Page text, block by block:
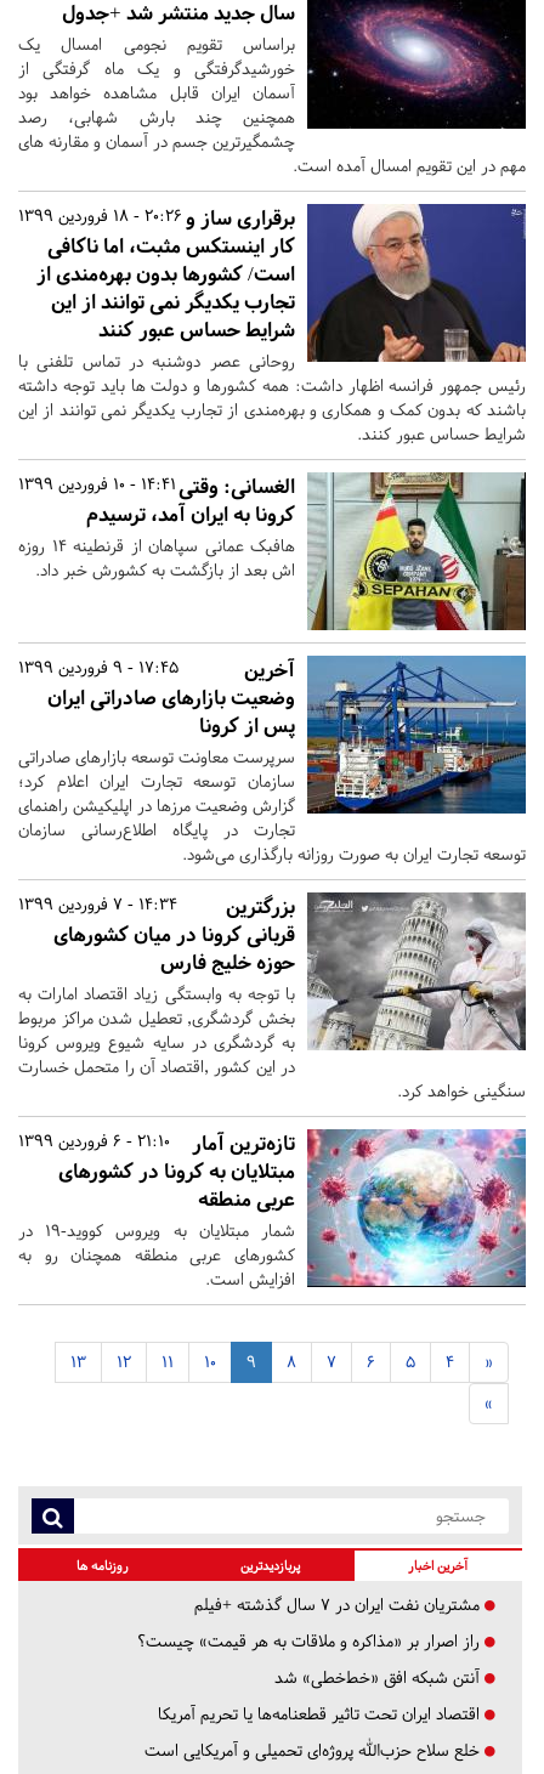
سال جدید منتشر شد +جدول
براساس تقویم نجومی امسال یک
خورشیدگرفتگی و یک ماه گرفتگی از
آسمان ایران قابل مشاهده خواهد بود
همچنین چند بارش شهابی، رصد
چشمگیرترین جسم در آسمان و مقارنه های
مهم در این تقویم امسال آمده است.
20:26 - 18 فروردین 1399 برقراری ساز و
کار اینستکس مثبت، اما ناکافی
است/ کشورها بدون بهره‌مندی از
تجارب یکدیگر نمی توانند از این
شرایط حساس عبور کنند
روحانی عصر دوشنبه در تماس تلفنی با
رئیس جمهور فرانسه اظهار داشت: همه کشورها و دولت ها باید توجه داشته
باشند که بدون کمک و همکاری و بهره‌مندی از تجارب یکدیگر نمی توانند از این
شرایط حساس عبور کنند.
14:41 - 10 فروردین 1399الغسانی: وقتی
کرونا به ایران آمد، ترسیدم
هافبک عمانی سپاهان از قرنطینه 14 روزه
اش بعد از بازگشت به کشورش خبر داد.
17:45 - 9 فروردین 1399
آخرین
وضعیت بازارهای صادراتی ایران
پس از کرونا
سرپرست معاونت توسعه بازارهای صادراتی
سازمان توسعه تجارت ایران اعلام کرد؛
گزارش وضعیت مرزها در اپلیکیشن راهنمای
تجارت در پایگاه اطلاع‌رسانی سازمان
توسعه تجارت ایران به صورت روزانه بارگذاری می‌شود.
14:34 - 7 فروردین 1399
بزرگترین
قربانی کرونا در میان کشورهای
حوزه خلیج فارس
با توجه به وابستگی زیاد اقتصاد امارات به
بخش گردشگری٬ تعطیل شدن مراکز مربوط
به گردشگری در سایه شیوع ویروس کرونا
در این کشور ٬اقتصاد آن را متحمل خسارت
سنگینی خواهد کرد.
21:10 - 6 فروردین 1399
تازه‌ترین آمار
مبتلایان به کرونا در کشورهای
عربی منطقه
شمار مبتلایان به ویروس کووید-۱۹ در
کشورهای عربی منطقه همچنان رو به
افزایش است.
«
4
5
6
7
8
9
10
11
12
13
»
آخرین اخبار پربازدیدترین روزنامه ها
مشتریان نفت ایران در ۷ سال گذشته +فیلم
راز اصرار بر «مذاکره و ملاقات به هر قیمت» چیست؟
آنتن شبکه افق «خط‌خطی» شد
اقتصاد ایران تحت تاثیر قطعنامه‌ها یا تحریم‌ آمریکا
خلع سلاح حزب‌الله پروژه‌ای تحمیلی و آمریکایی است